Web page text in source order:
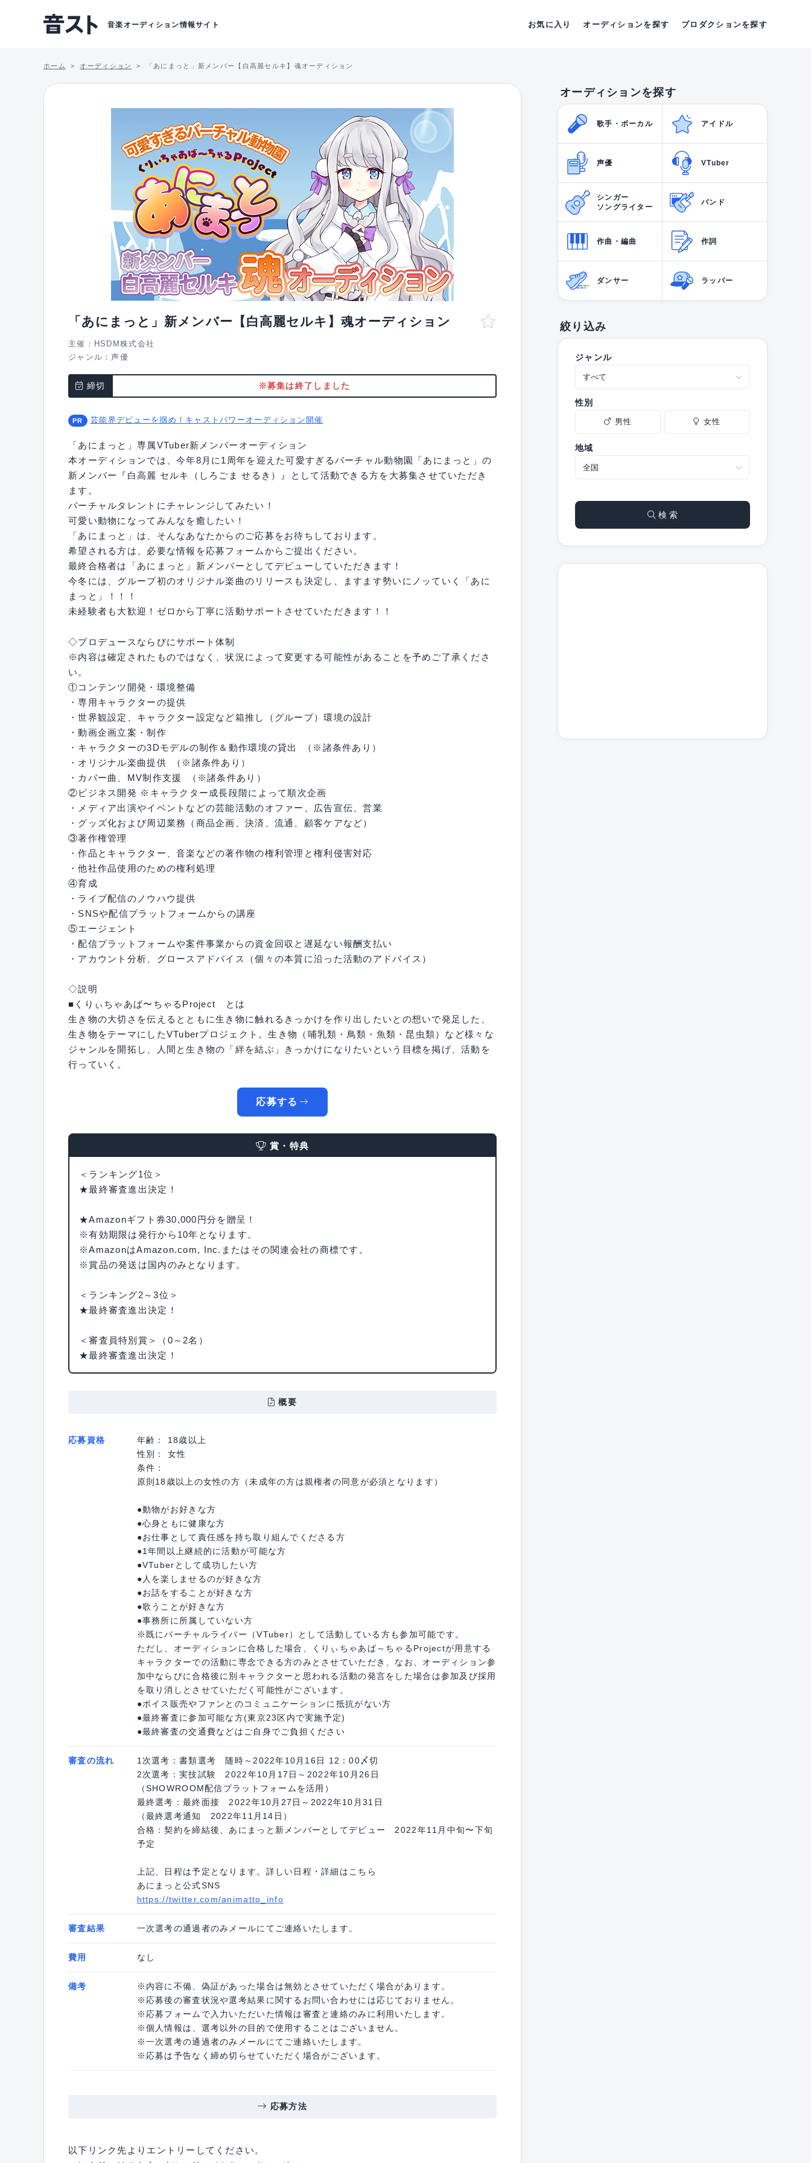
音楽オーディション情報サイト お気に入り オーディションを探す プロダクションを探す
ホーム オーディション 「あにまっと」新メンバー【白高麗セルキ】魂オーディション
「あにまっと」新メンバー【白高麗セルキ】魂オーディション
主催：HSDM株式会社
ジャンル：声優
締切 ※募集は終了しました
芸能界デビューを掴め！キャストパワーオーディション開催
「あにまっと」専属VTuber新メンバーオーディション
本オーディションでは、今年8月に1周年を迎えた可愛すぎるバーチャル動物園「あにまっと」の
新メンバー『白高麗 セルキ（しろごま せるき）』として活動できる方を大募集させていただき
ます。
バーチャルタレントにチャレンジしてみたい！
可愛い動物になってみんなを癒したい！
「あにまっと」は、そんなあなたからのご応募をお待ちしております。
希望される方は、必要な情報を応募フォームからご提出ください。
最終合格者は「あにまっと」新メンバーとしてデビューしていただきます！
今冬には、グループ初のオリジナル楽曲のリリースも決定し、ますます勢いにノッていく「あに
まっと」！！！
未経験者も大歓迎！ゼロから丁寧に活動サポートさせていただきます！！
◇プロデュースならびにサポート体制
※内容は確定されたものではなく、状況によって変更する可能性があることを予めご了承くださ
い。
①コンテンツ開発・環境整備
・専用キャラクターの提供
・世界観設定、キャラクター設定など箱推し（グループ）環境の設計
・動画企画立案・制作
・キャラクターの3Dモデルの制作＆動作環境の貸出 （※諸条件あり）
・オリジナル楽曲提供 （※諸条件あり）
・カバー曲、MV制作支援 （※諸条件あり）
②ビジネス開発 ※キャラクター成長段階によって順次企画
・メディア出演やイベントなどの芸能活動のオファー、広告宣伝、営業
・グッズ化および周辺業務（商品企画、決済、流通、顧客ケアなど）
③著作権管理
・作品とキャラクター、音楽などの著作物の権利管理と権利侵害対応
・他社作品使用のための権利処理
④育成
・ライブ配信のノウハウ提供
・SNSや配信プラットフォームからの講座
⑤エージェント
・配信プラットフォームや案件事業からの資金回収と遅延ない報酬支払い
・アカウント分析、グロースアドバイス（個々の本質に沿った活動のアドバイス）
◇説明
■くりぃちゃあば〜ちゃるProject とは
生き物の大切さを伝えるとともに生き物に触れるきっかけを作り出したいとの想いで発足した、
生き物をテーマにしたVTuberプロジェクト。生き物（哺乳類・鳥類・魚類・昆虫類）など様々な
ジャンルを開拓し、人間と生き物の「絆を結ぶ」きっかけになりたいという目標を掲げ、活動を
行っていく。
応募する
賞・特典
＜ランキング1位＞
★最終審査進出決定！
★Amazonギフト券30,000円分を贈呈！
※有効期限は発行から10年となります。
※AmazonはAmazon.com, Inc.またはその関連会社の商標です。
※賞品の発送は国内のみとなります。
＜ランキング2～3位＞
★最終審査進出決定！
＜審査員特別賞＞（0～2名）
★最終審査進出決定！
概要
応募資格
年齢： 18歳以上
性別： 女性
条件：
原則18歳以上の女性の方（未成年の方は親権者の同意が必須となります）
●動物がお好きな方
●心身ともに健康な方
●お仕事として責任感を持ち取り組んでくださる方
●1年間以上継続的に活動が可能な方
●VTuberとして成功したい方
●人を楽しませるのが好きな方
●お話をすることが好きな方
●歌うことが好きな方
●事務所に所属していない方
※既にバーチャルライバー（VTuber）として活動している方も参加可能です。
ただし、オーディションに合格した場合、くりぃちゃあば～ちゃるProjectが用意する
キャラクターでの活動に専念できる方のみとさせていただき、なお、オーディション参
加中ならびに合格後に別キャラクターと思われる活動の発言をした場合は参加及び採用
を取り消しとさせていただく可能性がございます。
●ボイス販売やファンとのコミュニケーションに抵抗がない方
●最終審査に参加可能な方(東京23区内で実施予定)
●最終審査の交通費などはご自身でご負担ください
審査の流れ
1次選考：書類選考 随時～2022年10月16日 12：00〆切
2次選考：実技試験 2022年10月17日～2022年10月26日
（SHOWROOM配信プラットフォームを活用）
最終選考：最終面接 2022年10月27日～2022年10月31日
（最終選考通知 2022年11月14日）
合格：契約を締結後、あにまっと新メンバーとしてデビュー 2022年11月中旬〜下旬
予定
上記、日程は予定となります。詳しい日程・詳細はこちら
あにまっと公式SNS
https://twitter.com/animatto_info
審査結果 一次選考の通過者のみメールにてご連絡いたします。
費用 なし
備考
※内容に不備、偽証があった場合は無効とさせていただく場合があります。
※応募後の審査状況や選考結果に関するお問い合わせには応じておりません。
※応募フォームで入力いただいた情報は審査と連絡のみに利用いたします。
※個人情報は、選考以外の目的で使用することはございません。
※一次選考の通過者のみメールにてご連絡いたします。
※応募は予告なく締め切らせていただく場合がございます。
応募方法
以下リンク先よりエントリーしてください。
オーディションを探す
歌手・ボーカル アイドル
声優 VTuber
シンガー
ソングライター
バンド
作曲・編曲 作詞
ダンサー ラッパー
絞り込み
ジャンル
性別
男性 女性
地域
検 索